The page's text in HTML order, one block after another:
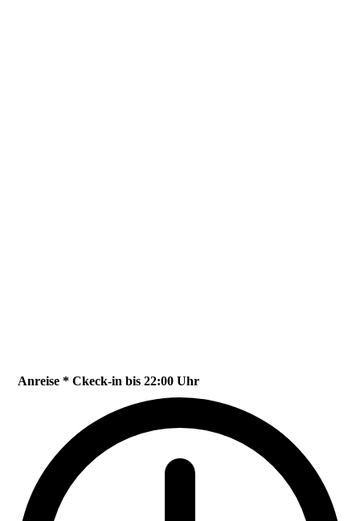
Anreise * Ckeck-in bis 22:00 Uhr